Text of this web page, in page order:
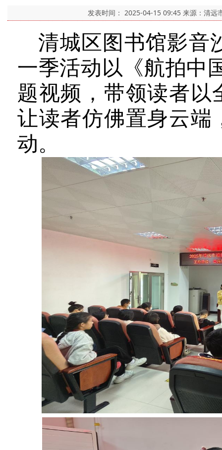
发表时间： 2025-04-15 09:45 来源：清
清城区图书馆影音
一季活动以《航拍中
题视频，带领读者以
让读者仿佛置身云端
动。